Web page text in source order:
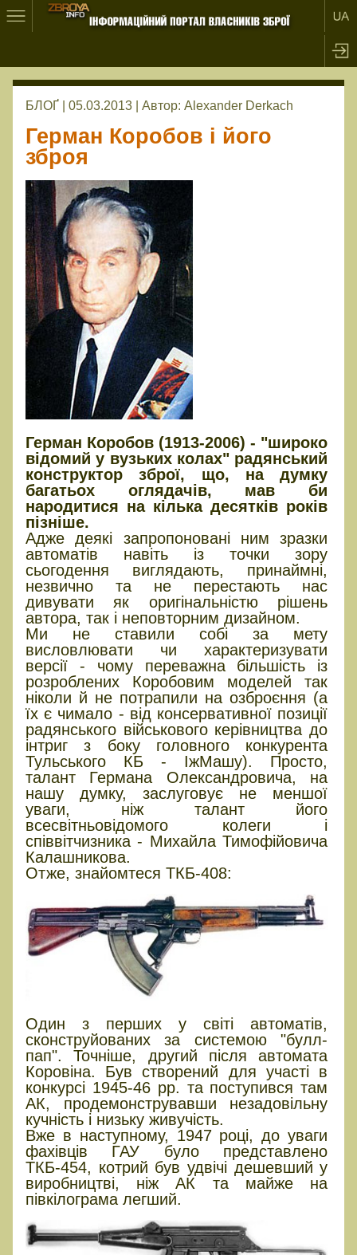
БЛОҐ | 05.03.2013 | Автор: Alexander Derkach
Герман Коробов і його
зброя
Герман Коробов (1913-2006) - "широко
відомий у вузьких колах" радянський
конструктор зброї, що, на думку
багатьох оглядачів, мав би
народитися на кілька десятків років
пізніше.
Адже деякі запропоновані ним зразки
автоматів навіть із точки зору
сьогодення виглядають, принаймні,
незвично та не перестають нас
дивувати як оригінальністю рішень
автора, так і неповторним дизайном.
Ми не ставили собі за мету
висловлювати чи характеризувати
версії - чому переважна більшість із
розроблених Коробовим моделей так
ніколи й не потрапили на озброєння (а
їх є чимало - від консервативної позиції
радянського військового керівництва до
інтриг з боку головного конкурента
Тульського КБ - ІжМашу). Просто,
талант Германа Олександровича, на
нашу думку, заслуговує не меншої
уваги, ніж талант його
всесвітньовідомого колеги і
співвітчизника - Михайла Тимофійовича
Калашникова.
Отже, знайомтеся ТКБ-408:
Один з перших у світі автоматів,
сконструйованих за системою "булл-
пап". Точніше, другий після автомата
Коровіна. Був створений для участі в
конкурсі 1945-46 рр. та поступився там
АК, продемонструвавши незадовільну
кучність і низьку живучість.
Вже в наступному, 1947 році, до уваги
фахівців ГАУ було представлено
ТКБ-454, котрий був удвічі дешевший у
виробництві, ніж АК та майже на
півкілограма легший.